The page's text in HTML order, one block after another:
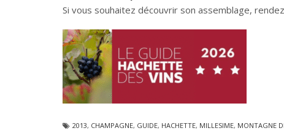
Si vous souhaitez découvrir son assemblage,
2013, CHAMPAGNE, GUIDE, HACHETTE, MILLESIME, MONTAGNE